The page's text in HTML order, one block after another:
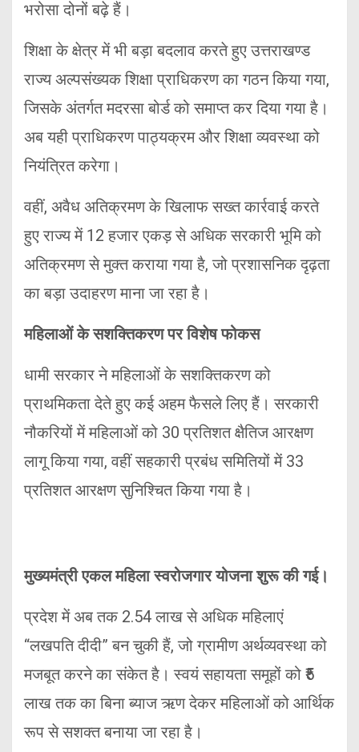
भरोसा दोनों बढ़े हैं।
शिक्षा के क्षेत्र में भी बड़ा बदलाव करते हुए उत्तराखण्ड
राज्य अल्पसंख्यक शिक्षा प्राधिकरण का गठन किया गया,
जिसके अंतर्गत मदरसा बोर्ड को समाप्त कर दिया गया है।
अब यही प्राधिकरण पाठ्यक्रम और शिक्षा व्यवस्था को
नियंत्रित करेगा।
वहीं, अवैध अतिक्रमण के खिलाफ सख्त कार्रवाई करते
हुए राज्य में 12 हजार एकड़ से अधिक सरकारी भूमि को
अतिक्रमण से मुक्त कराया गया है, जो प्रशासनिक दृढ़ता
का बड़ा उदाहरण माना जा रहा है।
महिलाओं के सशक्तिकरण पर विशेष फोकस
धामी सरकार ने महिलाओं के सशक्तिकरण को
प्राथमिकता देते हुए कई अहम फैसले लिए हैं। सरकारी
नौकरियों में महिलाओं को 30 प्रतिशत क्षैतिज आरक्षण
लागू किया गया, वहीं सहकारी प्रबंध समितियों में 33
प्रतिशत आरक्षण सुनिश्चित किया गया है।
मुख्यमंत्री एकल महिला स्वरोजगार योजना शुरू की गई।
प्रदेश में अब तक 2.54 लाख से अधिक महिलाएं
“लखपति दीदी” बन चुकी हैं, जो ग्रामीण अर्थव्यवस्था को
मजबूत करने का संकेत है। स्वयं सहायता समूहों को ₹5
लाख तक का बिना ब्याज ऋण देकर महिलाओं को आर्थिक
रूप से सशक्त बनाया जा रहा है।